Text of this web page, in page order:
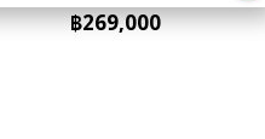
฿269,000